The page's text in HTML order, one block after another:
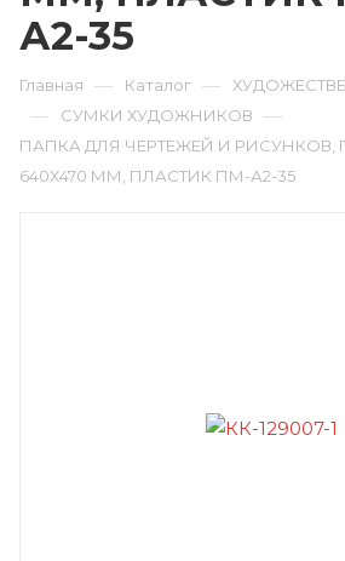
А2-35
Главная — Каталог —
— СУМКИ ХУДОЖНИКОВ —
ПАПКА ДЛЯ ЧЕРТЕЖЕЙ И РИСУНКОВ,
640Х470 ММ, ПЛАСТИК ПМ-А2-35